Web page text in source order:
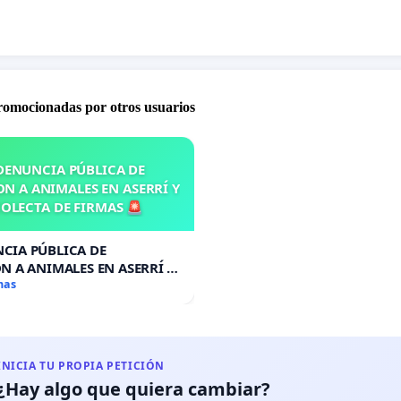
lo que no está señalado en la misma, recordemos
desarrolló ningún artículo que establezca el Folklore
por otros usuarios
PÚBLICA DE
A ANIMALES EN ASERRÍ Y
DE FIRMAS 🚨
PÚBLICA DE
A ANIMALES EN ASERRÍ Y
DE FIRMAS 🚨
TU PROPIA PETICIÓN
algo que quiera cambiar?